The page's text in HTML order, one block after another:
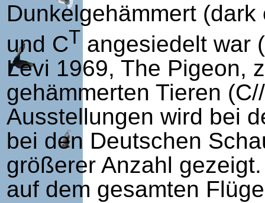
Dunkelgehämmert (dark
und CT angesiedelt war
Levi 1969, The Pigeon,
gehämmerten Tieren
Ausstellungen wird bei
bei den Deutschen
größerer Anzahl
auf dem gesamten